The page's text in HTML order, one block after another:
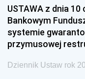
USTAWA z dnia
Bankowym
systemie
przymusowej
Dziennik Ustaw rok